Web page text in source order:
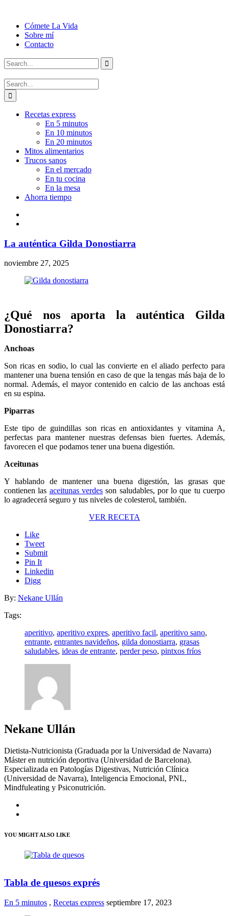
Cómete La Vida
Sobre mí
Contacto
Recetas express
En 5 minutos
En 10 minutos
En 20 minutos
Mitos alimentarios
Trucos sanos
En el mercado
En tu cocina
En la mesa
Ahorra tiempo
La auténtica Gilda Donostiarra
noviembre 27, 2025
¿Qué nos aporta la auténtica Gilda
Donostiarra?
Anchoas
Son ricas en sodio, lo cual las convierte en el aliado perfecto para
mantener una buena tensión en caso de que la tengas más baja de lo
normal. Además, el mayor contenido en calcio de las anchoas está
en su espina.
Piparras
Este tipo de guindillas son ricas en antioxidantes y vitamina A,
perfectas para mantener nuestras defensas bien fuertes. Además,
favorecen el que podamos tener una buena digestión.
Aceitunas
Y hablando de mantener una buena digestión, las grasas que
contienen las aceitunas verdesson saludables, por lo que tu cuerpo
lo agradecerá seguro y tus niveles de colesterol, también.
VER RECETA
Like
Tweet
Submit
Pin It
Linkedin
Digg
By: Nekane Ullán
Tags:
aperitivo, aperitivo expres, aperitivo facil, aperitivo sano,
entrante, entrantes navideños, gilda donostiarra, grasas
saludables, ideas de entrante, perder peso, pintxos fríos
Nekane Ullán
Dietista-Nutricionista (Graduada por la Universidad de Navarra)
Máster en nutrición deportiva (Universidad de Barcelona).
Especializada en Patologías Digestivas, Nutrición Clínica
(Universidad de Navarra), Inteligencia Emocional, PNL,
Mindfuleating y Psiconutrición.
YOU MIGHT ALSO LIKE
Tabla de quesos exprés
En 5 minutos , Recetas express septiembre 17, 2023